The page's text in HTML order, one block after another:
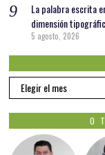
La palabra escrita
dimensión
5 agosto, 2026
EDICIONES